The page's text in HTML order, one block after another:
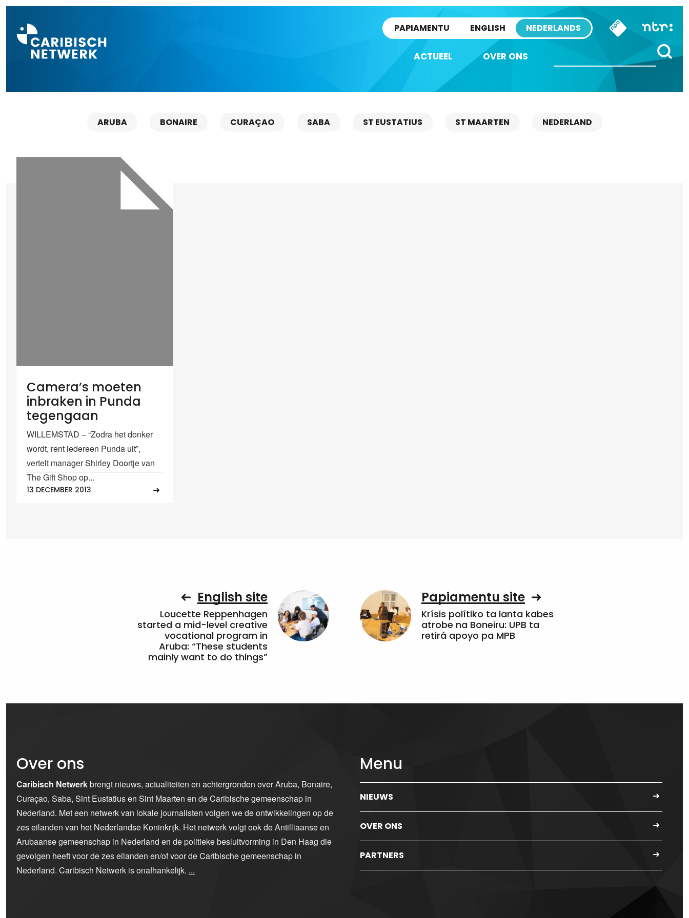
PAPIAMENTU ENGLISH NEDERLANDS
ACTUEEL OVER ONS
ARUBA BONAIRE CURAÇAO SABA ST EUSTATIUS ST MAARTEN NEDERLAND
Camera’s moeten
inbraken in Punda
tegengaan
WILLEMSTAD – “Zodra het donker
wordt, rent iedereen Punda uit”,
vertelt manager Shirley Doortje van
The Gift Shop op...
13 DECEMBER 2013
English site
Loucette Reppenhagen
started a mid-level creative
vocational program in
Aruba: “These students
mainly want to do things”
Papiamentu site
Krísis polítiko ta lanta kabes
atrobe na Boneiru: UPB ta
retirá apoyo pa MPB
Over ons
Caribisch Netwerkbrengt nieuws, actualiteiten en achtergronden over Aruba, Bonaire,
Curaçao, Saba, Sint Eustatius en Sint Maarten en de Caribische gemeenschap in
Nederland. Met een netwerk van lokale journalisten volgen we de ontwikkelingen op de
zes eilanden van het Nederlandse Koninkrijk. Het netwerk volgt ook de Antilliaanse en
Arubaanse gemeenschap in Nederland en de politieke besluitvorming in Den Haag die
gevolgen heeft voor de zes eilanden en/of voor de Caribische gemeenschap in
Nederland. Caribisch Netwerk is onafhankelijk. ...
Menu
NIEUWS
OVER ONS
PARTNERS